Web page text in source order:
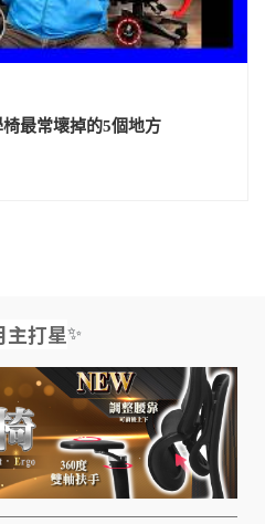
最常壞掉的5個地方
主打星✨